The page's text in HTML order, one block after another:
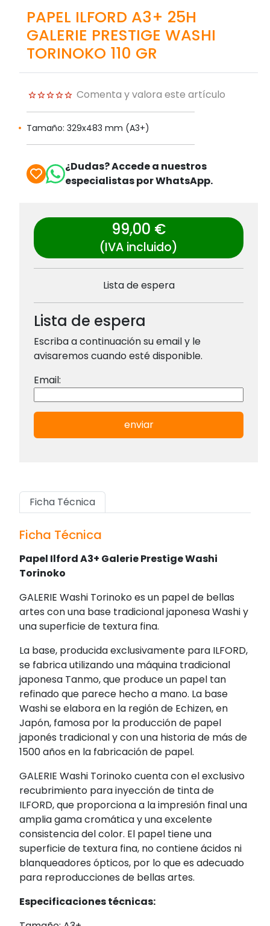
PAPEL ILFORD A3+ 25H
GALERIE PRESTIGE WASHI
TORINOKO 110 GR
Comenta y valora este artículo
Tamaño: 329x483 mm (A3+)
¿Dudas? Accede a nuestros
especialistas por WhatsApp.
99,00 €
(IVA incluido)
Lista de espera
Lista de espera
Escriba a continuación su email y le
avisaremos cuando esté disponible.
Email:
enviar
Ficha Técnica
Ficha Técnica
Papel Ilford A3+ Galerie Prestige Washi
Torinoko
GALERIE Washi Torinoko es un papel de bellas
artes con una base tradicional japonesa Washi y
una superficie de textura fina.
La base, producida exclusivamente para ILFORD,
se fabrica utilizando una máquina tradicional
japonesa Tanmo, que produce un papel tan
refinado que parece hecho a mano. La base
Washi se elabora en la región de Echizen, en
Japón, famosa por la producción de papel
japonés tradicional y con una historia de más de
1500 años en la fabricación de papel.
GALERIE Washi Torinoko cuenta con el exclusivo
recubrimiento para inyección de tinta de
ILFORD, que proporciona a la impresión final una
amplia gama cromática y una excelente
consistencia del color. El papel tiene una
superficie de textura fina, no contiene ácidos ni
blanqueadores ópticos, por lo que es adecuado
para reproducciones de bellas artes.
Especificaciones técnicas: